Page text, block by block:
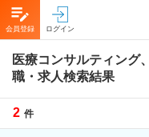
会員登録 ログイン
医療コンサルティング
職・求人検索結果
2 件